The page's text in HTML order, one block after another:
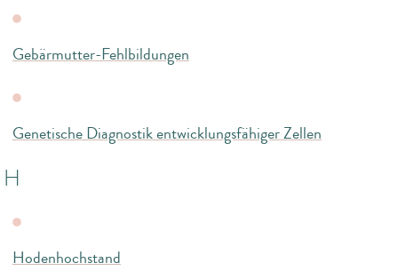
Gebärmutter-Fehlbildungen
Genetische Diagnostik entwicklungsfähiger Zellen
H
Hodenhochstand